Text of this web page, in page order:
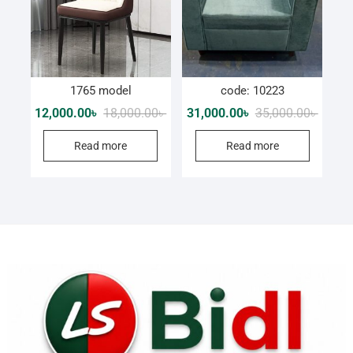
1765 model
18,000.00৳Original
12,000.00৳
Current
Read more
code: 10223
35,000.00৳
31,000.00৳
Read more